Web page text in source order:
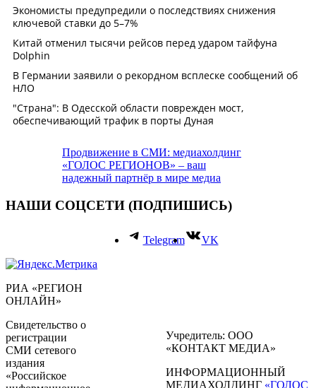
Продвижение в СМИ: медиахолдинг
«ГОЛОС РЕГИОНОВ» – ваш
надежный партнёр в мире медиа
НАШИ СОЦСЕТИ (ПОДПИШИСЬ)
Telegram VK
РИА «РЕГИОН
ОНЛАЙН»
Свидетельство о
регистрации
СМИ сетевого
издания
«Российское
Учредитель: ООО
«КОНТАКТ МЕДИА»
ИНФОРМАЦИОННЫЙ
МЕДИАХОЛДИНГ «ГОЛОС